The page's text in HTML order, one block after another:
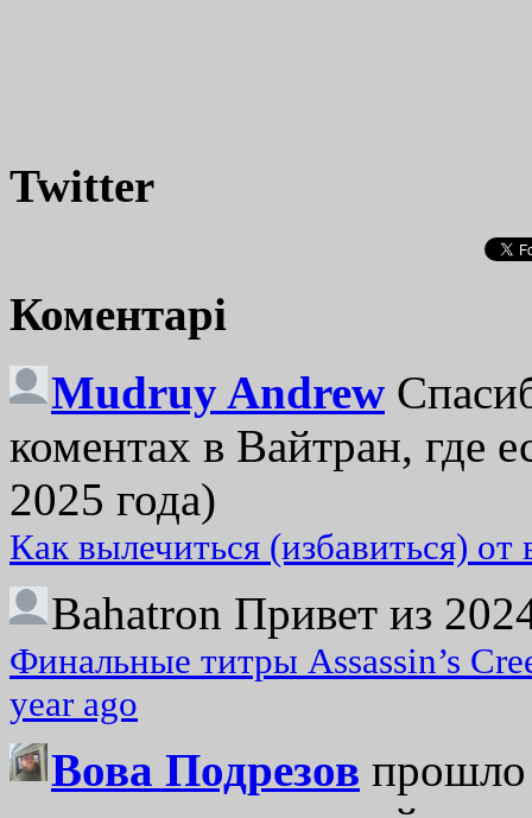
Twitter
Коментарі
Mudruy Andrew
коментах в Вайтран, где
2025 года)
Как вылечиться (избавиться)
Bahatron Привет из
Финальные титры Assassin’s
year ago
Вова Подрезов прошло